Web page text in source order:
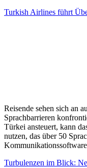
Turkish Airlines führt
Reisende sehen sich an
Sprachbarrieren
Türkei ansteuert, kann
nutzen, das über 50
Turbulenzen im Blick: